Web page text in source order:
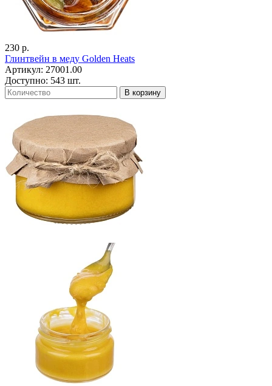
230 р.
Глинтвейн в меду Golden Heats
Артикул: 27001.00
Доступно: 543 шт.
В корзину